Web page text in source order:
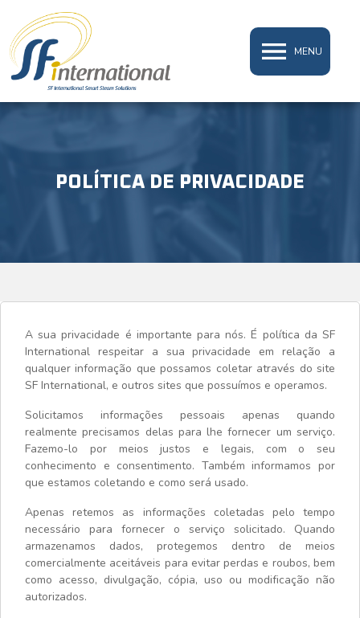
MENU
POLÍTICA DE PRIVACIDADE
A sua privacidade é importante para nós. É política da SF
International respeitar a sua privacidade em relação a
qualquer informação que possamos coletar através do site
SF International, e outros sites que possuímos e operamos.
Solicitamos informações pessoais apenas quando
realmente precisamos delas para lhe fornecer um serviço.
Fazemo-lo por meios justos e legais, com o seu
conhecimento e consentimento. Também informamos por
que estamos coletando e como será usado.
Apenas retemos as informações coletadas pelo tempo
necessário para fornecer o serviço solicitado. Quando
armazenamos dados, protegemos dentro de meios
comercialmente aceitáveis para evitar perdas e roubos, bem
como acesso, divulgação, cópia, uso ou modificação não
autorizados.